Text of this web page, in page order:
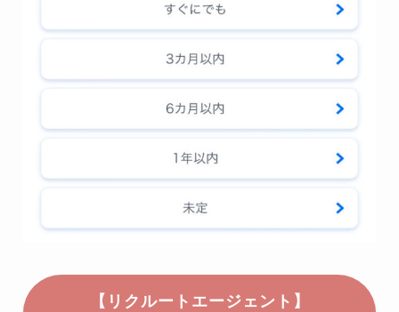
【リクルートエージェント】